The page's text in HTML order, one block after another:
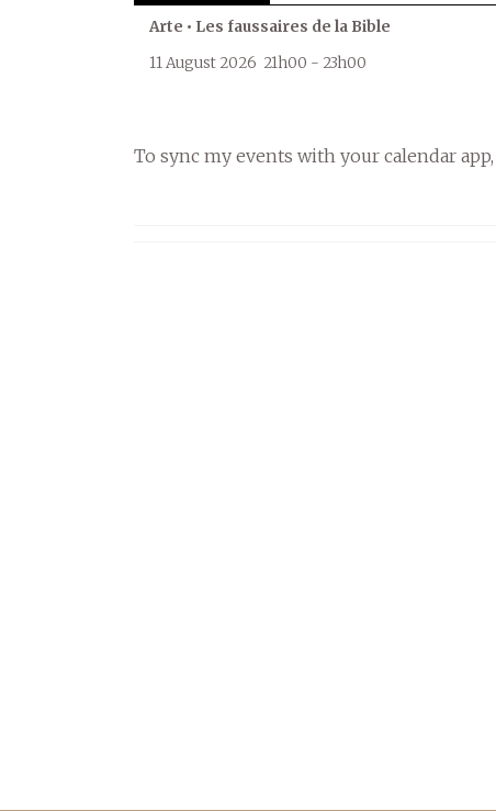
Arte • Les faussaires de la Bible
11 August 2026 21h00 - 23h00
To sync my events with your calendar